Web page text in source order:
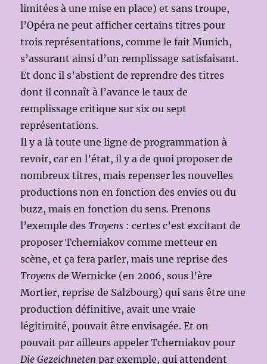
limitées à une mise en place) et sans troupe,
l’Opéra ne peut afficher certains titres pour
trois représentations, comme le fait Munich,
s’assurant ainsi d’un remplissage satisfaisant.
Et donc il s’abstient de reprendre des titres
dont il connaît à l’avance le taux de
remplissage critique sur six ou sept
représentations.
Il y a là toute une ligne de programmation à
revoir, car en l’état, il y a de quoi proposer de
nombreux titres, mais repenser les nouvelles
productions non en fonction des envies ou du
buzz, mais en fonction du sens. Prenons
l’exemple des Troyens : certes c’est excitant de
proposer Tcherniakov comme metteur en
scène, et ça fera parler, mais une reprise des
Troyens de Wernicke (en 2006, sous l’ère
Mortier, reprise de Salzbourg) qui sans être une
production définitive, avait une vraie
légitimité, pouvait être envisagée. Et on
pouvait par ailleurs appeler Tcherniakov pour
Die Gezeichneten par exemple, qui attendent